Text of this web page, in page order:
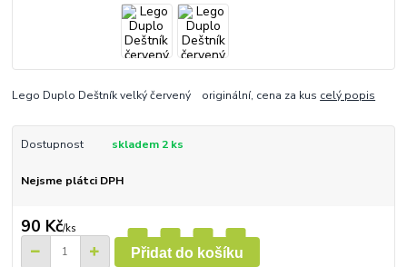
Lego Duplo Deštník velký červený originální, cena za kus celý popis
Dostupnost skladem 2 ks
Nejsme plátci DPH
90 Kč/ks
Přidat do košíku